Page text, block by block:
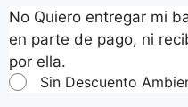
No Quiero entregar mi
en parte de pago, ni
por ella.
Sin Descuento